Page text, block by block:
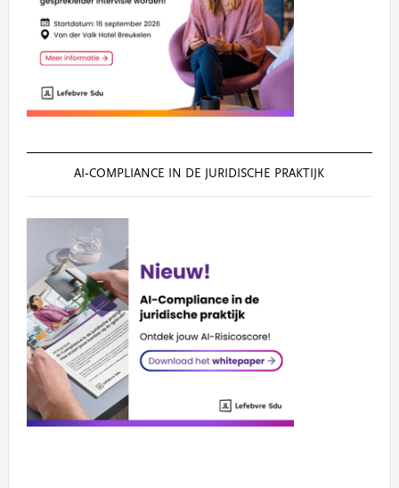
AI‑COMPLIANCE IN DE JURIDISCHE PRAKTIJK